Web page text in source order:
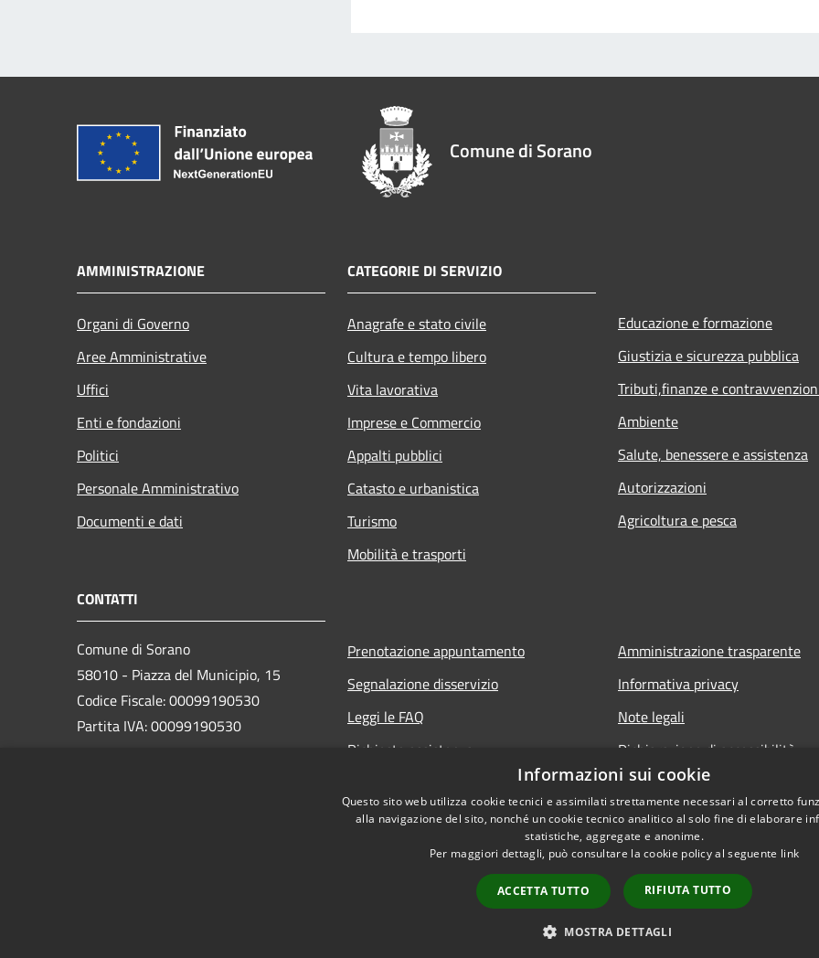
Comune di Sorano
AMMINISTRAZIONE
Organi di Governo
Aree Amministrative
Uffici
Enti e fondazioni
Politici
Personale Amministrativo
Documenti e dati
CATEGORIE DI SERVIZIO
Anagrafe e stato civile
Cultura e tempo libero
Vita lavorativa
Imprese e Commercio
Appalti pubblici
Catasto e urbanistica
Turismo
Mobilità e trasporti
Educazione e formazione
Giustizia e sicurezza pubblica
Tributi,finanze e
Ambiente
Salute, benessere e assistenza
Autorizzazioni
Agricoltura e pesca
CONTATTI
Comune di Sorano
58010 - Piazza del Municipio, 15
Codice Fiscale: 00099190530
Partita IVA: 00099190530
Prenotazione appuntamento
Segnalazione disservizio
Leggi le FAQ
Richiesta assistenza
Amministrazione trasparente
Informativa privacy
Note legali
Dichiarazione di accessibilità
Copyright © 2026 •
Informazioni sui cookie
Questo sito web utilizza cookie tecnici e assimilati strettamente necessari al corretto
alla navigazione del sito, nonché un cookie tecnico analitico al solo fine di elaborare
statistiche, aggregate e anonime.
Per maggiori dettagli, può consultare la cookie policy al seguente link
ACCETTA TUTTO RIFIUTA TUTTO
MOSTRA DETTAGLI